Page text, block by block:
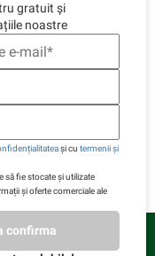
gratuit și
noastre
și cu termenii și
să fie stocate și utilizate
și oferte comerciale ale
confirmarezervate